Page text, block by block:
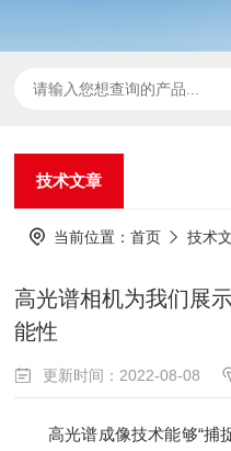
技术文章
当前位置：首页 技术
高光谱相机为我们展
能性
更新时间：2022-08-08
高光谱成像技术能够“捕捉